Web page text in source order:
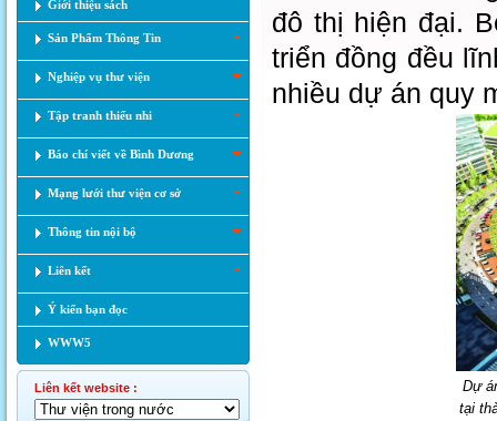
Giới thiệu sách
Sản Phẩm Thông Tin
Nghiệp vụ thư viện
Tập tranh thiếu nhi
Báo chí viết về Bình Dương
Mạng lưới thư viện cơ sở
Thông tin nội bộ
Liên kết
Ý kiến bạn đọc
WWW5
Liên kết website :
đô thị hiện đại.
triển đồng đều
nhiều dự án quy
Dự
tại